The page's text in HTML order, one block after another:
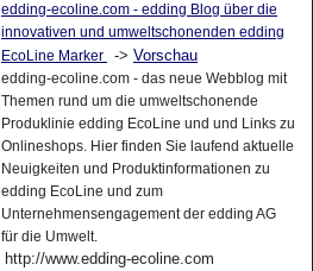
edding-ecoline.com - edding Blog über die
innovativen und umweltschonenden edding
EcoLine Marker
-> Vorschau
edding-ecoline.com - das neue Webblog mit
Themen rund um die umweltschonende
Produklinie edding EcoLine und und Links zu
Onlineshops. Hier finden Sie laufend aktuelle
Neuigkeiten und Produktinformationen zu
edding EcoLine und zum
Unternehmensengagement der edding AG
für die Umwelt.
http://www.edding-ecoline.com